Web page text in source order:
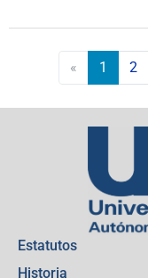
« 1 2
Estatutos
Historia